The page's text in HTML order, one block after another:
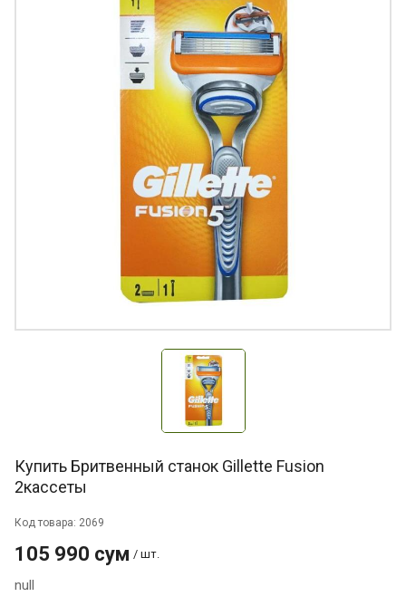
Купить Бритвенный станок Gillette Fusion
2кассеты
Код товара: 2069
105 990 сум / шт.
null